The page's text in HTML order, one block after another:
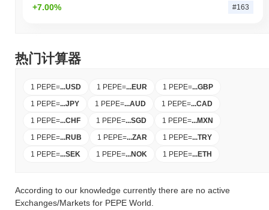
+7.00% #163
热门计算器
1 PEPE=...USD 1 PEPE=...EUR 1 PEPE=...GBP
1 PEPE=...JPY 1 PEPE=...AUD 1 PEPE=...CAD
1 PEPE=...CHF 1 PEPE=...SGD 1 PEPE=...MXN
1 PEPE=...RUB 1 PEPE=...ZAR 1 PEPE=...TRY
1 PEPE=...SEK 1 PEPE=...NOK 1 PEPE=...ETH
According to our knowledge currently there are no active
Exchanges/Markets for PEPE World.